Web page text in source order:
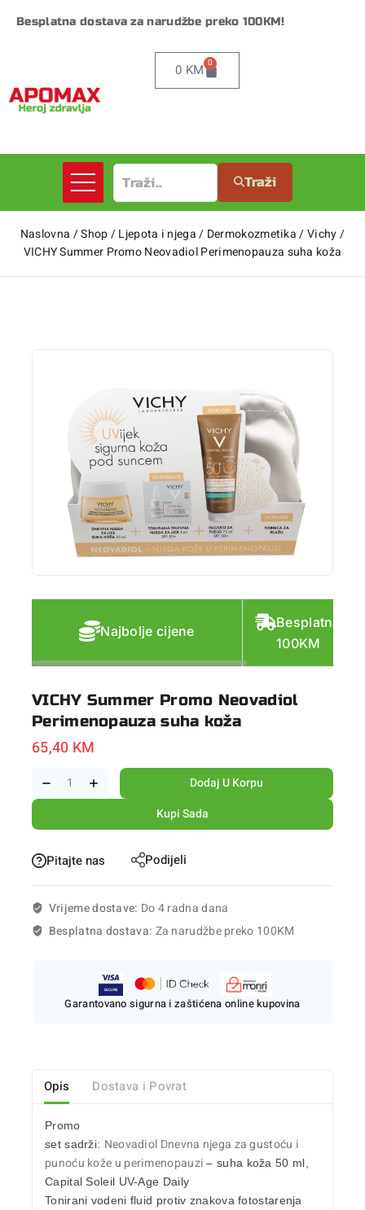
Besplatna dostava za narudžbe preko 100KM!
0 KM 0
Traži
Naslovna /Shop/Ljepota i njega / Dermokozmetika /Vichy/
VICHY Summer Promo Neovadiol Perimenopauza suha koža
Najbolje cijene
Besplatna
100KM
VICHY Summer Promo Neovadiol
Perimenopauza suha koža
65,40 KM
Dodaj U Korpu
Kupi Sada
Pitajte nas Podijeli
Vrijeme dostave: Do 4 radna dana
Besplatna dostava: Za narudžbe preko 100KM
Garantovano sigurna i zaštićena online kupovina
Opis Dostava i Povrat
Promo
set sadrži: Neovadiol Dnevna njega za gustoću i
punoću kože u perimenopauzi– suha koža 50 ml,
Capital Soleil UV-Age Daily
Tonirani vodeni fluid protiv znakova fotostarenja